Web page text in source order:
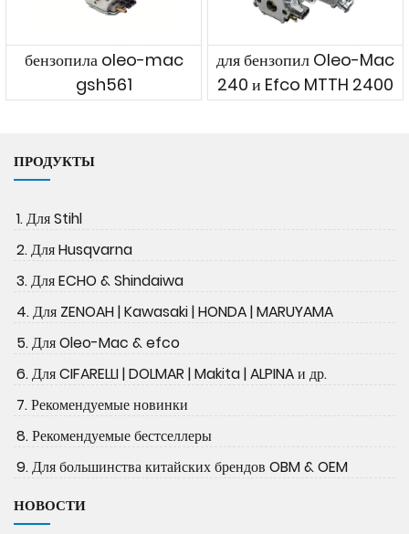
бензопила oleo-mac
gsh561
для бензопил Oleo-Mac
240 и Efco MTTH 2400
ПРОДУКТЫ
1. Для Stihl
2. Для Husqvarna
3. Для ECHO & Shindaiwa
4. Для ZENOAH | Kawasaki | HONDA | MARUYAMA
5. Для Oleo-Mac & efco
6. Для CIFARELLI | DOLMAR | Makita | ALPINA и др.
7. Рекомендуемые новинки
8. Рекомендуемые бестселлеры
9. Для большинства китайских брендов OBM & OEM
НОВОСТИ